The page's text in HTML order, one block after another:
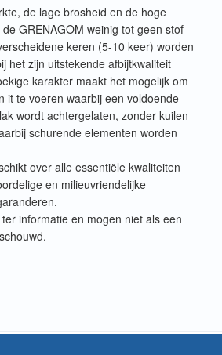
de lage brosheid en de hoge
GRENAGOM weinig tot geen stof
keren (5-10 keer) worden
het zijn uitstekende afbijtkwaliteit
karakter maakt het mogelijk om
it te voeren waarbij een voldoende
wordt achtergelaten, zonder kuilen
schurende elementen worden
over alle essentiële kwaliteiten
en milieuvriendelijke
informatie en mogen niet als een